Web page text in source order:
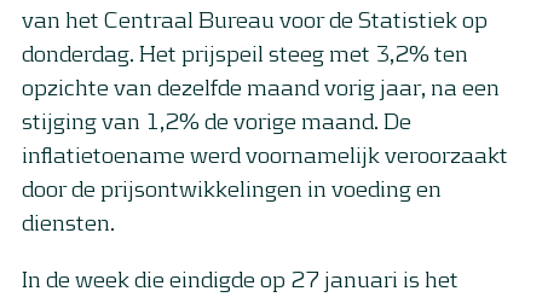
van het Centraal Bureau voor de Statistiek op
donderdag. Het prijspeil steeg met 3,2% ten
opzichte van dezelfde maand vorig jaar, na een
stijging van 1,2% de vorige maand. De
inflatietoename werd voornamelijk veroorzaakt
door de prijsontwikkelingen in voeding en
diensten.
In de week die eindigde op 27 januari is het